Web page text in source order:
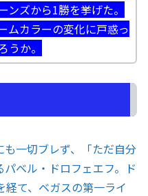
ンズから1勝を挙げた。
ムカラーの変化に戸惑っ
うか。
一切ブレず、「ただ自分
ベル・ドロフェエフ。ド
て、ベガスの第一ライ